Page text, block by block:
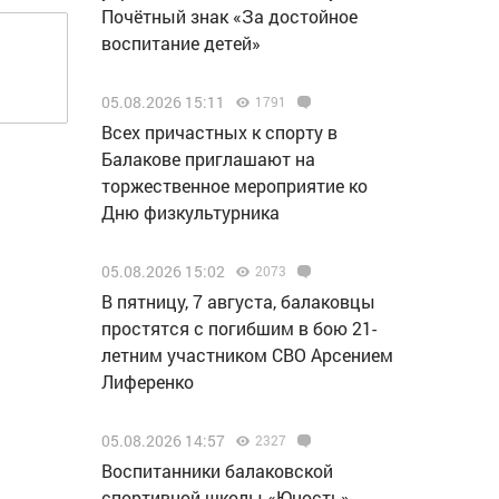
Почётный знак «За достойное
воспитание детей»
05.08.2026 15:11 1791
Всех причастных к спорту в
Балакове приглашают на
торжественное мероприятие ко
Дню физкультурника
05.08.2026 15:02 2073
В пятницу, 7 августа, балаковцы
простятся с погибшим в бою 21-
летним участником СВО Арсением
Лиференко
05.08.2026 14:57 2327
Воспитанники балаковской